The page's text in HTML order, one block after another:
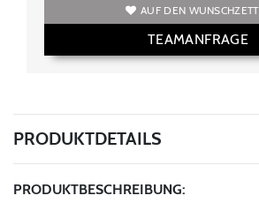
AUF DEN
TEAMANFRAGE
PRODUKTDETAILS
PRODUKTBESCHREIBUNG: